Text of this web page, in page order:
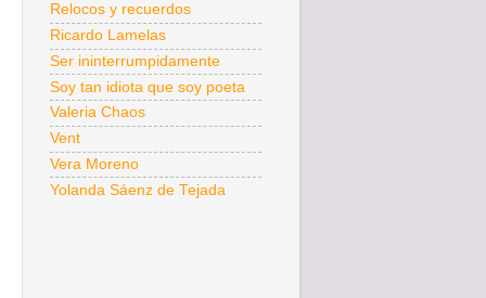
Relocos y recuerdos
Ricardo Lamelas
Ser ininterrumpidamente
Soy tan idiota que soy poeta
Valeria Chaos
Vent
Vera Moreno
Yolanda Sáenz de Tejada